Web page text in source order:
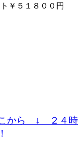
￥５１８００円
こから ↓ ２４時